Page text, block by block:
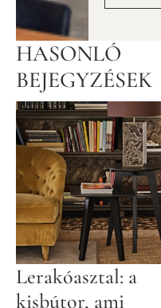
HASONLÓ
BEJEGYZÉSEK
Lerakóasztal: a
kisbútor, ami